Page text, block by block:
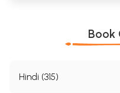
Book
Hindi (315)